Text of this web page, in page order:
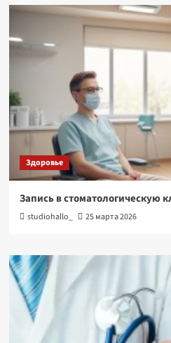
Здоровье
Запись в стоматологическую
studiohallo_ 25 марта 2026